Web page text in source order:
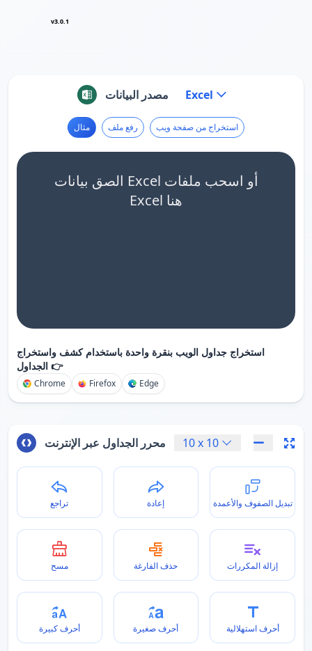
v3.0.1
مصدر البيانات Excel
مثال رفع ملف استخراج من صفحة ويب
الصق بيانات Excel أو اسحب ملفات
Excel هنا
استخراج جداول الويب بنقرة واحدة باستخدام كشف واستخراج
الجداول 👉
Chrome Firefox Edge
محرر الجداول عبر الإنترنت 10x 10
تراجع إعادة تبديل الصفوف والأعمدة
مسح حذف الفارغة إزالة المكررات
أحرف كبيرة أحرف صغيرة أحرف استهلالية